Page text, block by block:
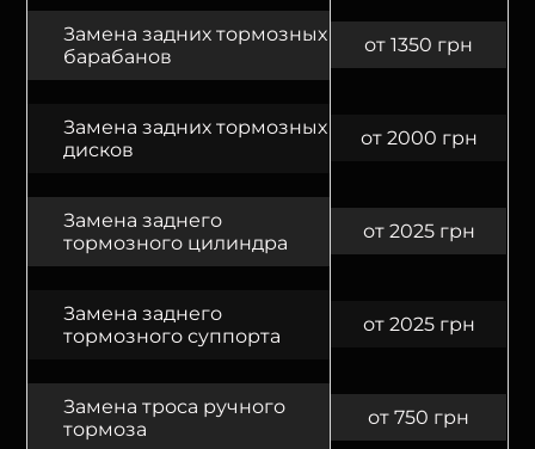
Замена задних тормозных
барабанов
от 1350 грн
Замена задних тормозных
дисков
от 2000 грн
Замена заднего
тормозного цилиндра
от 2025 грн
Замена заднего
тормозного суппорта
от 2025 грн
Замена троса ручного
тормоза
от 750 грн